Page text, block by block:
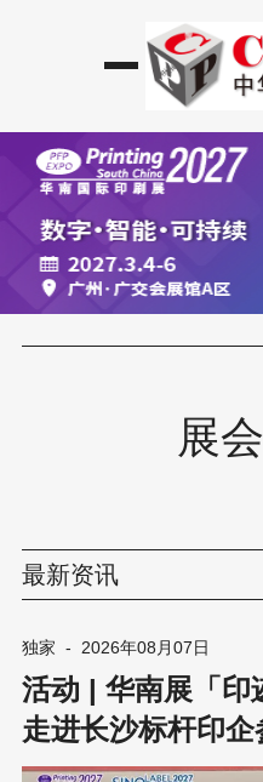
展
最新资讯
独家 - 2026年08月07日
活动 | 华南展「印
走进长沙标杆印